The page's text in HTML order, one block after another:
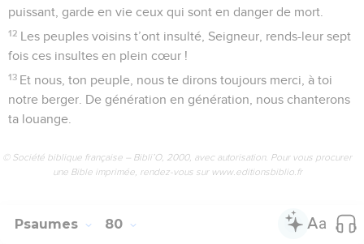
puissant, garde en vie ceux qui sont en danger de mort.
12 Les peuples voisins t’ont insulté, Seigneur, rends-leur sept
fois ces insultes en plein cœur !
13 Et nous, ton peuple, nous te dirons toujours merci, à toi
notre berger. De génération en génération, nous chanterons
ta louange.
© Société biblique française – Bibli’O, 2000, avec autorisation. Pour vous procurer
une Bible imprimée, rendez-vous sur www.editionsbiblio.fr
Psaumes 80